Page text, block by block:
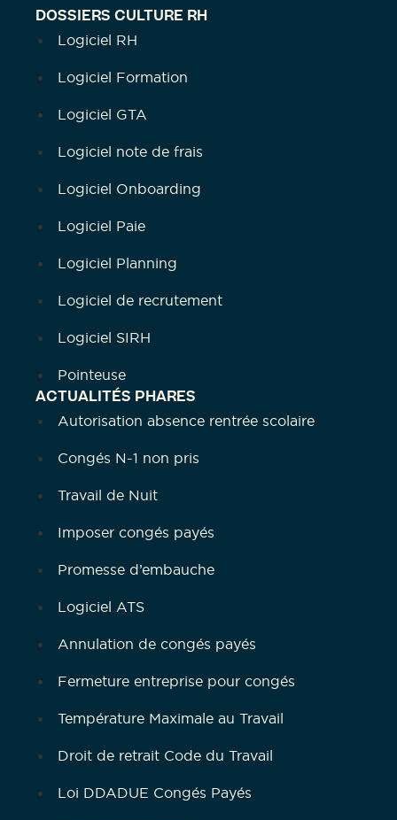
DOSSIERS CULTURE RH
Logiciel RH
Logiciel Formation
Logiciel GTA
Logiciel note de frais
Logiciel Onboarding
Logiciel Paie
Logiciel Planning
Logiciel de recrutement
Logiciel SIRH
Pointeuse
ACTUALITÉS PHARES
Autorisation absence rentrée scolaire
Congés N-1 non pris
Travail de Nuit
Imposer congés payés
Promesse d’embauche
Logiciel ATS
Annulation de congés payés
Fermeture entreprise pour congés
Température Maximale au Travail
Droit de retrait Code du Travail
Loi DDADUE Congés Payés